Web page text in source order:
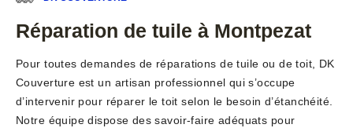
Réparation de tuile à Montpezat
Pour toutes demandes de réparations de tuile ou de toit, DK
Couverture est un artisan professionnel qui s’occupe
d’intervenir pour réparer le toit selon le besoin d’étanchéité.
Notre équipe dispose des savoir-faire adéquats pour